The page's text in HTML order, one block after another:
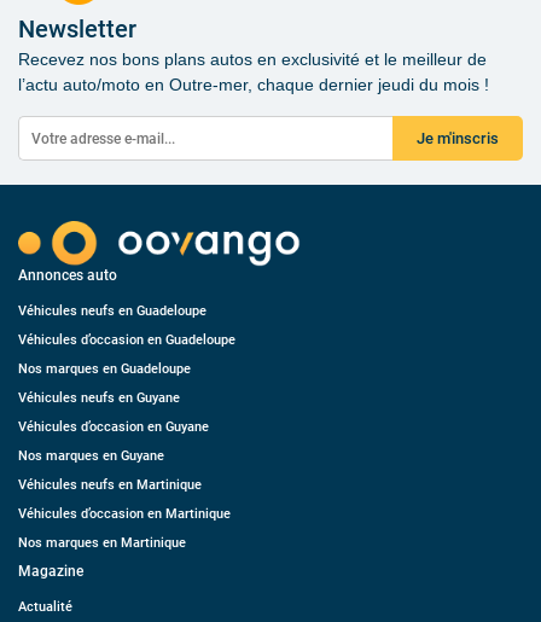
Newsletter
Recevez nos bons plans autos en exclusivité et le meilleur de
l’actu auto/moto en Outre-mer, chaque dernier jeudi du mois !
Je m'inscris
Annonces auto
Véhicules neufs en Guadeloupe
Véhicules d’occasion en Guadeloupe
Nos marques en Guadeloupe
Véhicules neufs en Guyane
Véhicules d’occasion en Guyane
Nos marques en Guyane
Véhicules neufs en Martinique
Véhicules d’occasion en Martinique
Nos marques en Martinique
Magazine
Actualité